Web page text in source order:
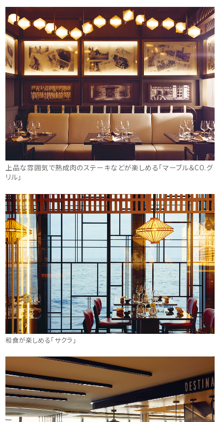
上品な雰囲気で熟成肉のステーキなどが楽しめる「マーブル＆CO.グ
リル」
和食が楽しめる「サクラ」